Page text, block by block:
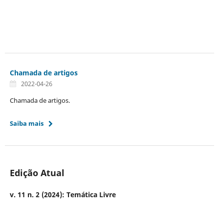
Chamada de artigos
2022-04-26
Chamada de artigos.
Saiba mais
Edição Atual
v. 11 n. 2 (2024): Temática Livre